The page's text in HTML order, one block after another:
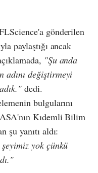
gönderilen
paylaştığı ancak
"Şu anda
adını değiştirmeyi
dedi.
bulgularını
Kıdemli Bilim
şu yanıtı aldı:
yok çünkü